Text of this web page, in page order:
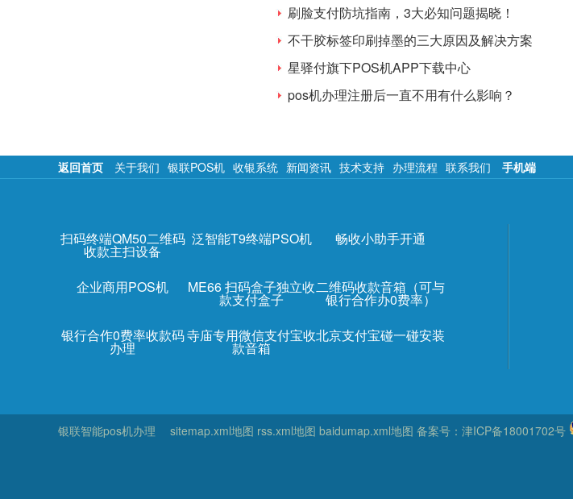
刷脸支付防坑指南，3大必知问题揭晓！
不干胶标签印刷掉墨的三大原因及解决方案
星驿付旗下POS机APP下载中心
pos机办理注册后一直不用有什么影响？
返回首页 关于我们 银联POS机 收银系统 新闻资讯 技术支持 办理流程 联系我们 手机端
扫码终端QM50二维码
收款主扫设备
泛智能T9终端PSO机 畅收小助手开通
企业商用POS机 ME66 扫码盒子独立收
款支付盒子
二维码收款音箱（可与
银行合作办0费率）
银行合作0费率收款码
办理
寺庙专用微信支付宝收
款音箱
北京支付宝碰一碰安装
银联智能pos机办理 sitemap.xml地图 rss.xml地图 baidumap.xml地图 备案号： 津ICP备18001702号